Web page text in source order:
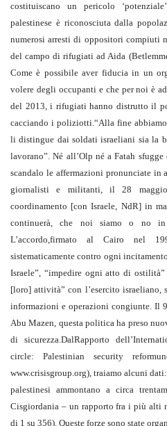
costituiscano un pericolo
palestinese è riconosciuta dalla
numerosi arresti di oppositori compiuti
del campo di rifugiati ad Aida
Come è possibile aver fiducia in un
volere degli occupanti e che per noi è
del 2013, i rifugiati hanno distrutto il
cacciando i poliziotti.“Alla fine abbiamo
li distingue dai soldati israeliani sia la
lavorano”. Né all’Olp né a Fatah
scandalo le affermazioni pronunciate in
giornalisti e militanti, il 28
coordinamento [con Israele, NdR] in
continuerà, che noi siamo o no in
L’accordo,firmato al Cairo nel
sistematicamente contro ogni
Israele”, “impedire ogni atto di
[loro] attività” con l’esercito israeliano,
informazioni e operazioni congiunte. Il
Abu Mazen, questa politica ha preso
di sicurezza.DalRapporto
circle: Palestinian security
www.crisisgroup.org), traiamo alcuni
palestinesi ammontano a circa
Cisgiordania – un rapporto fra i più alti
di 1 su 356). Queste forze sono state